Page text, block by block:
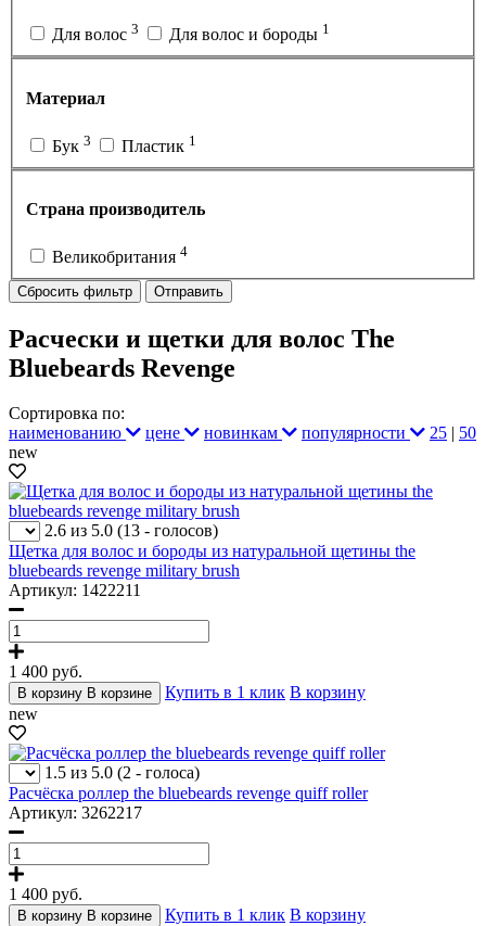
Для волос 3 Для волос и бороды 1
Материал
Бук 3 Пластик 1
Страна производитель
Великобритания 4
Сбросить фильтр Отправить
Расчески и щетки для волос The
Bluebeards Revenge
Сортировка по:
наименованию
цене новинкам популярности 25 | 50
new
2.6 из 5.0 (13 - голосов)
Щетка для волос и бороды из натуральной щетины the
bluebeards revenge military brush
Артикул: 1422211
1 400 руб.
В корзину В корзине Купить в 1 клик В корзину
new
1.5 из 5.0 (2 - голоса)
Расчёска роллер the bluebeards revenge quiff roller
Артикул: 3262217
1 400 руб.
В корзину В корзине Купить в 1 клик В корзину